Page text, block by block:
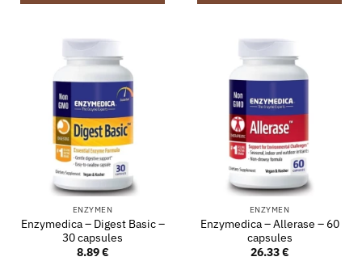
ENZYMEN
Enzymedica – Digest Basic –
30 capsules
8.89€
ENZYMEN
Enzymedica – Allerase – 60
capsules
26.33€